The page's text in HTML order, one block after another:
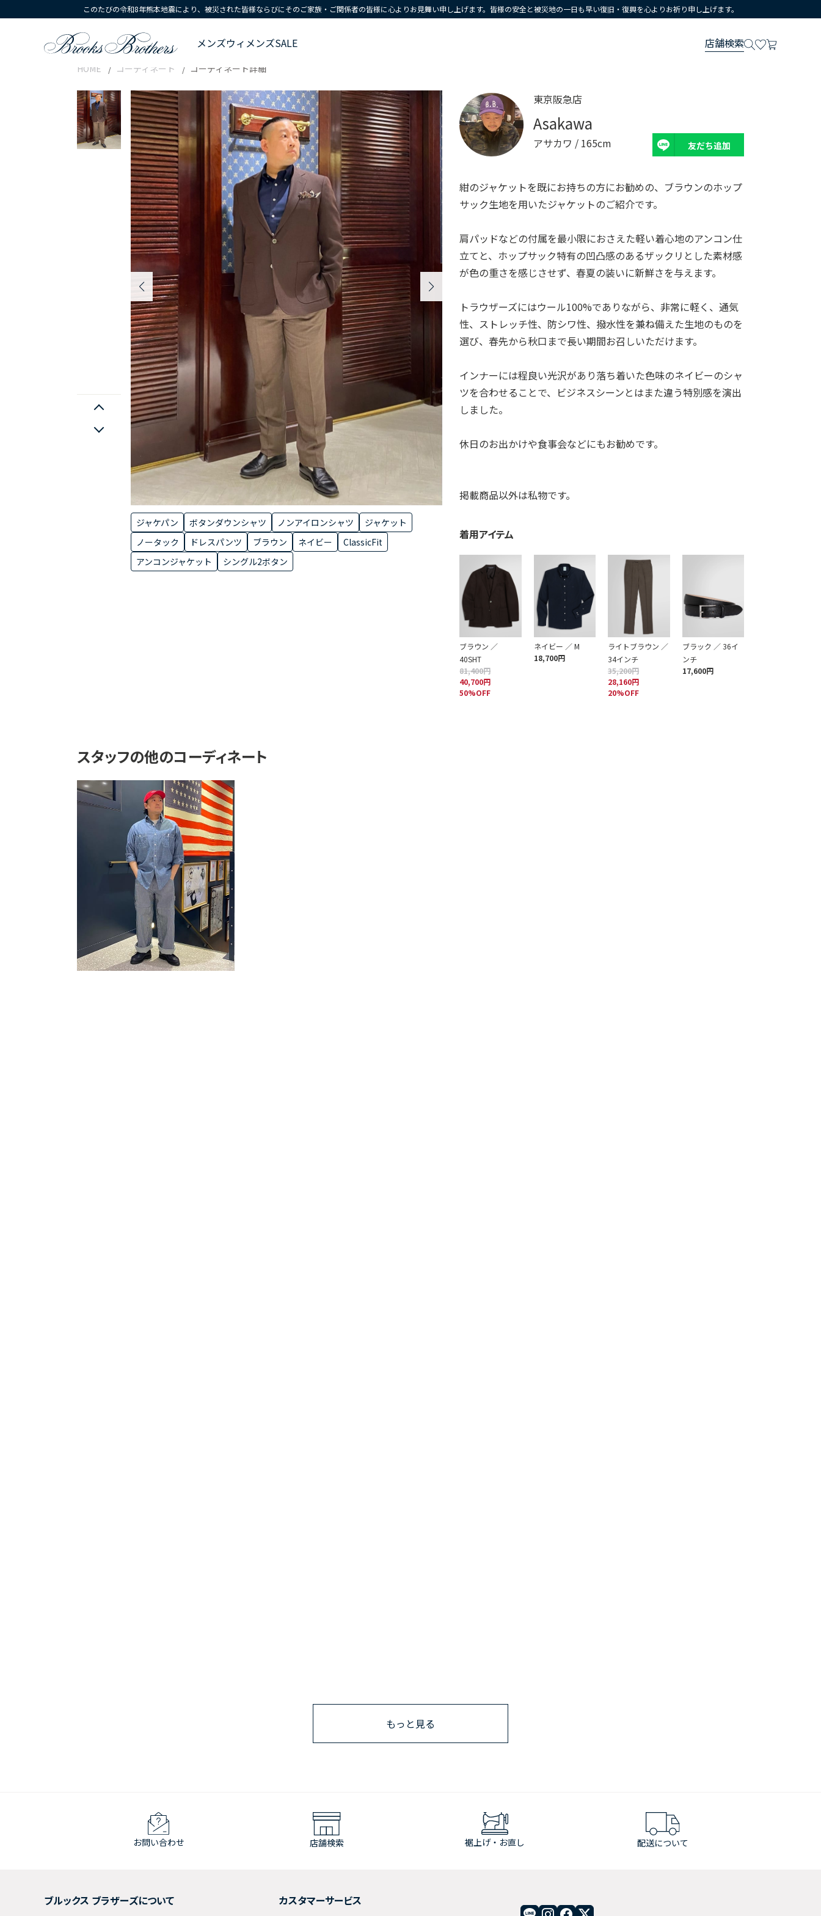
このたびの令和8年熊本地震により、被災された皆様ならびにそのご家族・ご関係者の皆様に心よりお見舞い申し上げます。皆様の安全と被災地の一日も早い復旧・復興を心よりお祈り申し上げます。
メンズウィメンズSALE 店舗検索
HOME コーディネート コーディネート詳細
ジャケパン ボタンダウンシャツ ノンアイロンシャツ
ジャケット
ノータック
ドレスパンツ ブラウン ネイビー
ClassicFit
アンコンジャケット
シングル2ボタン
東京阪急店
Asakawa
アサカワ / 165cm 友だち追加
紺のジャケットを既にお持ちの方にお勧めの、ブラウンのホップ
サック生地を用いたジャケットのご紹介です。
肩パッドなどの付属を最小限におさえた軽い着心地のアンコン仕
立てと、ホップサック特有の凹凸感のあるザックリとした素材感
が色の重さを感じさせず、春夏の装いに新鮮さを与えます。
トラウザーズにはウール100%でありながら、非常に軽く、通気
性、ストレッチ性、防シワ性、撥水性を兼ね備えた生地のものを
選び、春先から秋口まで長い期間お召しいただけます。
インナーには程良い光沢があり落ち着いた色味のネイビーのシャ
ツを合わせることで、ビジネスシーンとはまた違う特別感を演出
しました。
休日のお出かけや食事会などにもお勧めです。
掲載商品以外は私物です。
着用アイテム
ブラウン ／
40SHT
81,400円
40,700円
50%OFF
ネイビー ／ M
18,700円
ライトブラウン ／
34インチ
35,200円
28,160円
20%OFF
ブラック ／ 36イ
ンチ
17,600円
スタッフの他のコーディネート
もっと見る
お問い合わせ 店舗検索 裾上げ・お直し 配送について
ブルックス ブラザーズについて カスタマーサービス